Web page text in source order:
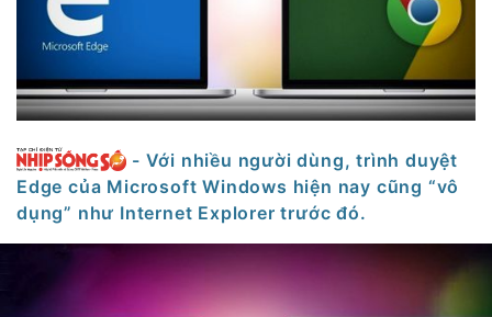
- Với nhiều người dùng, trình duyệt
Edge của Microsoft Windows hiện nay cũng “vô
dụng” như Internet Explorer trước đó.